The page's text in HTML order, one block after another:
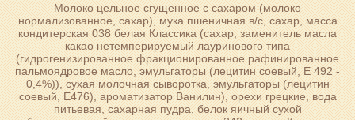
Молоко цельное сгущенное с сахаром (молоко
нормализованное, сахар), мука пшеничная в/с, сахар, масса
кондитерская 038 белая Классика (сахар, заменитель масла
какао нетемперируемый лауринового типа
(гидрогенизированное фракционированное рафинированное
пальмоядровое масло, эмульгаторы (лецитин соевый, Е 492 -
0,4%)), сухая молочная сыворотка, эмульгаторы (лецитин
соевый, Е476), ароматизатор Ванилин), орехи грецкие, вода
питьевая, сахарная пудра, белок яичный сухой